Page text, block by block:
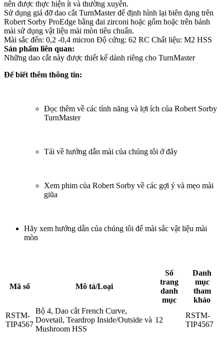
nên được thực hiện ít và thường xuyên.
Sử dụng giá đỡ dao cắt TurnMaster để định hình lại biên dạng trên
Robert Sorby ProEdge bằng đai zirconi hoặc gốm hoặc trên bánh
mài sử dụng vật liệu mài mòn tiêu chuẩn.
Mài sắc đến: 0,2 -0,4 micron Độ cứng: 62 RC Chất liệu: M2 HSS
Sản phẩm liên quan:
Những dao cắt này được thiết kế dành riêng cho TurnMaster
Để biết thêm thông tin:
Đọc thêm về các tính năng và lợi ích của Robert Sorby
TurnMaster
Tải về hướng dẫn mài của chúng tôi ở đây
Xem phim của Robert Sorby về các gợi ý và mẹo mài
giũa
Hãy xem hướng dẫn của chúng tôi để mài sắc vật liệu mài
mòn
Mã số Mô tả/Loại
Số
trang
danh
mục
Danh
mục
tham
khảo
RSTM-
TIP4567
Bộ 4, Dao cắt French Curve,
Dovetail, Teardrop Inside/Outside và
Mushroom HSS
12
RSTM-
TIP4567